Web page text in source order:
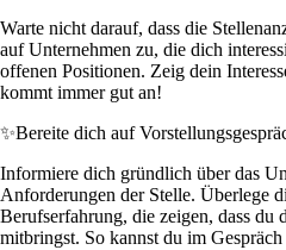
Warte nicht darauf, dass die
auf Unternehmen zu, die dich
offenen Positionen. Zeig dein
kommt immer gut an!
✨Bereite dich auf
Informiere dich gründlich über das
Anforderungen der Stelle. Überlege
Berufserfahrung, die zeigen, dass du
mitbringst. So kannst du im